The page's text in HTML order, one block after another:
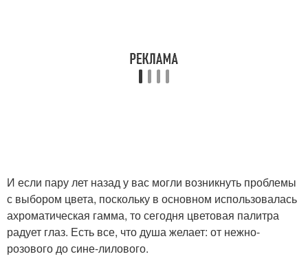
И если пару лет назад у вас могли возникнуть проблемы
с выбором цвета, поскольку в основном использовалась
ахроматическая гамма, то сегодня цветовая палитра
радует глаз. Есть все, что душа желает: от нежно-
розового до сине-лилового.